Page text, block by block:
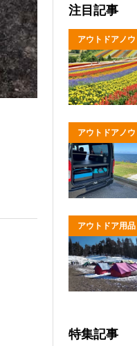
注目記事
アウトドアノウ
ハウ
アウトドアノウ
ハウ
アウトドア用品
特集記事